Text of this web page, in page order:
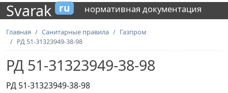
Svarak ru нормативная документация
Главная Санитарные правила
Газпром
РД 51-31323949-38-98
РД 51-31323949-38-98
РД 51-31323949-38-98